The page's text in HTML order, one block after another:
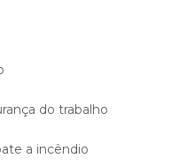
do trabalho
a incêndio